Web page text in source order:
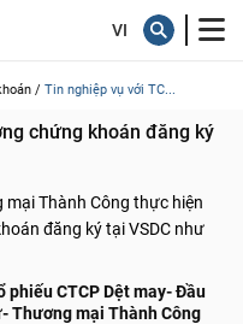
/ Tin nghiệp vụ với TC...
chứng khoán đăng ký
mại Thành Công thực hiện
đăng ký tại VSDC như
phiếu CTCP Dệt may- Đầu
Thương mại Thành Công